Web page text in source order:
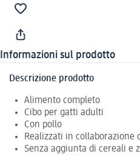
Informazioni sul prodotto
Descrizione prodotto
Alimento completo
Cibo per gatti adulti
Con pollo
Realizzati in collaborazione
Senza aggiunta di cereali e